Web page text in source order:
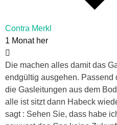
Contra Merkl
1 Monat her
Die machen alles damit das
endgültig ausgehen. Passend
die Gasleitungen aus dem
alle ist sitzt dann Habeck
sagt : Sehen Sie, dass habe